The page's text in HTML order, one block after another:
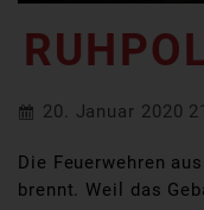
20. Januar 2020
Die Feuerwehren
brennt. Weil das